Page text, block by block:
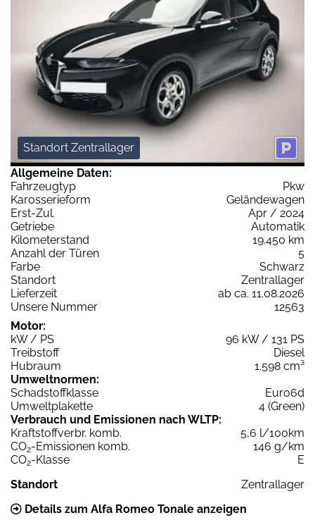
Standort Zentrallager
Allgemeine Daten:
Fahrzeugtyp
Pkw
Karosserieform
Geländewagen
Erst-Zul.
Apr / 2024
Getriebe
Automatik
Kilometerstand
19.450 km
Anzahl der Türen
5
Farbe
Schwarz
Standort
Zentrallager
Lieferzeit
ab ca. 11.08.2026
Unsere Nummer
12563
Motor:
kW / PS
96 kW / 131 PS
Treibstoff
Diesel
Hubraum
1.598 cm³
Umweltnormen:
Schadstoffklasse
Euro6d
Umweltplakette
4 (Green)
Verbrauch und Emissionen nach WLTP:
Kraftstoffverbr. komb.
5,6 l/100km
CO2-Emissionen komb.
146 g/km
CO2-Klasse
E
Standort
Zentrallager
Details zum Alfa Romeo Tonale anzeigen